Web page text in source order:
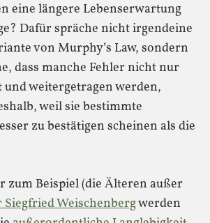
eine längere Lebenserwartung
Dafür spräche nicht irgendeine
von Murphy’s Law, sondern
dass manche Fehler nicht nur
und weitergetragen werden,
weil sie bestimmte
zu bestätigen scheinen als die
zum Beispiel (die Älteren außer
Weischenbergwerden